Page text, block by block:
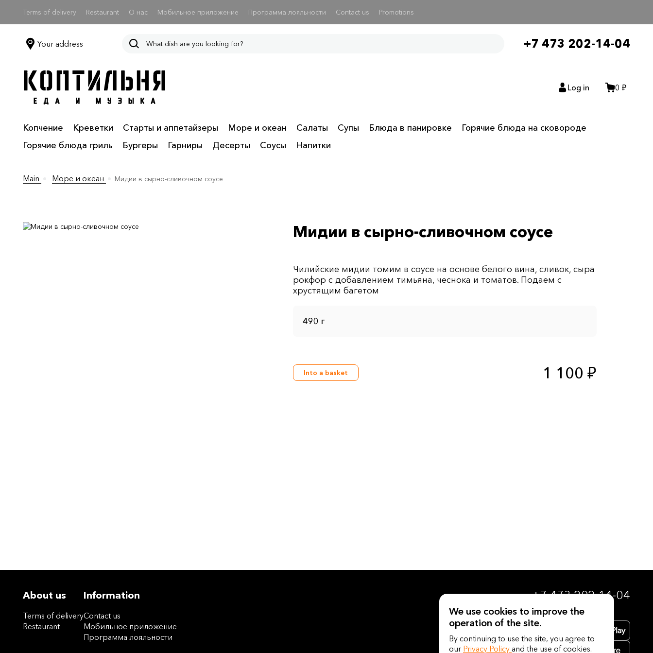
Terms of delivery Restaurant О нас Мобильное приложение Программа лояльности Contact us Promotions
Your address +7 473 202-14-04
Log in 0 ₽
Копчение Креветки Старты и аппетайзеры Море и океан Салаты Супы Блюда в панировке
Горячие блюда на сковороде
Горячие блюда гриль
Бургеры Гарниры Десерты Соусы Напитки
Main Море и океан Мидии в сырно-сливочном соусе
Мидии в сырно-сливочном соусе
Чилийские мидии томим в соусе на основе белого вина, сливок, сыра
рокфор с добавлением тимьяна, чеснока и томатов. Подаем с
490 г
Into a basket 1 100 ₽
About us
Terms of delivery
Restaurant
Information
Contact us
Мобильное приложение
Программа лояльности
+7 473 202-14-04
We use cookies to improve the
operation of the site.
By continuing to use the site, you agree to
our Privacy Policy and the use of cookies.